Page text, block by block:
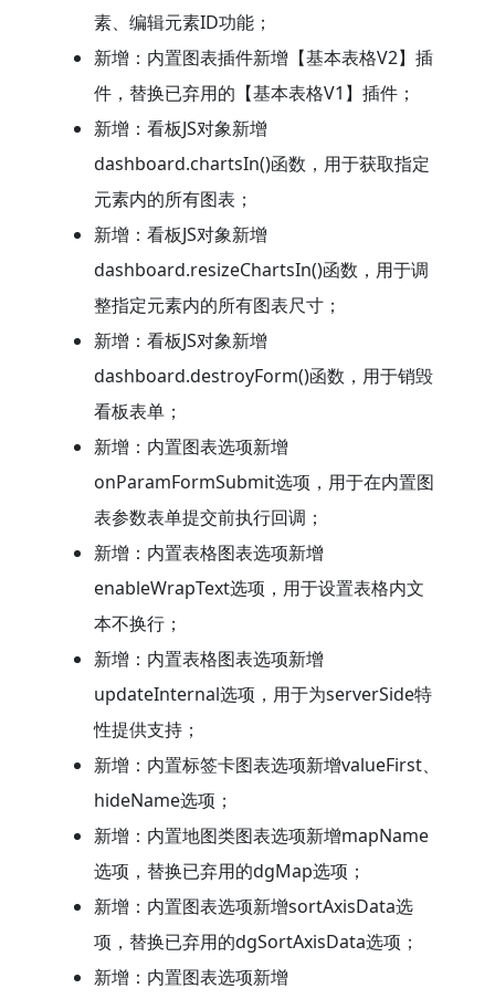
素、编辑元素ID功能；
新增：内置图表插件新增【基本表格V2】插
件，替换已弃用的【基本表格V1】插件；
新增：看板JS对象新增
dashboard.chartsIn()函数，用于获取指定
元素内的所有图表；
新增：看板JS对象新增
dashboard.resizeChartsIn()函数，用于调
整指定元素内的所有图表尺寸；
新增：看板JS对象新增
dashboard.destroyForm()函数，用于销毁
看板表单；
新增：内置图表选项新增
onParamFormSubmit选项，用于在内置图
表参数表单提交前执行回调；
新增：内置表格图表选项新增
enableWrapText选项，用于设置表格内文
本不换行；
新增：内置表格图表选项新增
updateInternal选项，用于为serverSide特
性提供支持；
新增：内置标签卡图表选项新增valueFirst、
hideName选项；
新增：内置地图类图表选项新增mapName
选项，替换已弃用的dgMap选项；
新增：内置图表选项新增sortAxisData选
项，替换已弃用的dgSortAxisData选项；
新增：内置图表选项新增